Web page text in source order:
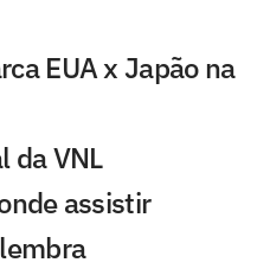
EUA x Japão na
da VNL
assistir